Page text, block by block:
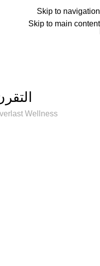
Skip to navigation
Skip to main content
العربية
Wellness